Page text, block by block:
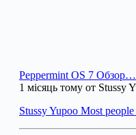
Peppermint OS 7 Обзор…
1 місяць тому от Stussy
Stussy Yupoo Most